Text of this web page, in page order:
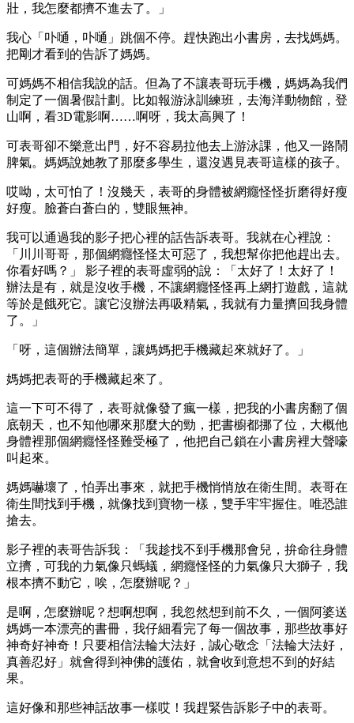
壯，我怎麼都擠不進去了。」
我心「卟嗵，卟嗵」跳個不停。趕快跑出小書房，去找媽媽。
把剛才看到的告訴了媽媽。
可媽媽不相信我說的話。但為了不讓表哥玩手機，媽媽為我們
制定了一個暑假計劃。比如報游泳訓練班，去海洋動物館，登
山啊，看3D電影啊……啊呀，我太高興了！
可表哥卻不樂意出門，好不容易拉他去上游泳課，他又一路鬧
脾氣。媽媽說她教了那麼多學生，還沒遇見表哥這樣的孩子。
哎呦，太可怕了！沒幾天，表哥的身體被網癮怪怪折磨得好瘦
好瘦。臉蒼白蒼白的，雙眼無神。
我可以通過我的影子把心裡的話告訴表哥。我就在心裡說：
「川川哥哥，那個網癮怪怪太可惡了，我想幫你把他趕出去。
你看好嗎？」 影子裡的表哥虛弱的說：「太好了！太好了！
辦法是有，就是沒收手機，不讓網癮怪怪再上網打遊戲，這就
等於是餓死它。讓它沒辦法再吸精氣，我就有力量擠回我身體
了。」
「呀，這個辦法簡單，讓媽媽把手機藏起來就好了。」
媽媽把表哥的手機藏起來了。
這一下可不得了，表哥就像發了瘋一樣，把我的小書房翻了個
底朝天，也不知他哪來那麼大的勁，把書櫥都挪了位，大概他
身體裡那個網癮怪怪難受極了，他把自己鎖在小書房裡大聲嚎
叫起來。
媽媽嚇壞了，怕弄出事來，就把手機悄悄放在衛生間。表哥在
衛生間找到手機，就像找到寶物一樣，雙手牢牢握住。唯恐誰
搶去。
影子裡的表哥告訴我：「我趁找不到手機那會兒，拚命往身體
立擠，可我的力氣像只螞蟻，網癮怪怪的力氣像只大獅子，我
根本擠不動它，唉，怎麼辦呢？」
是啊，怎麼辦呢？想啊想啊，我忽然想到前不久，一個阿婆送
媽媽一本漂亮的書冊，我仔細看完了每一個故事，那些故事好
神奇好神奇！只要相信法輪大法好，誠心敬念「法輪大法好，
真善忍好」就會得到神佛的護佑，就會收到意想不到的好結
果。
這好像和那些神話故事一樣哎！我趕緊告訴影子中的表哥。